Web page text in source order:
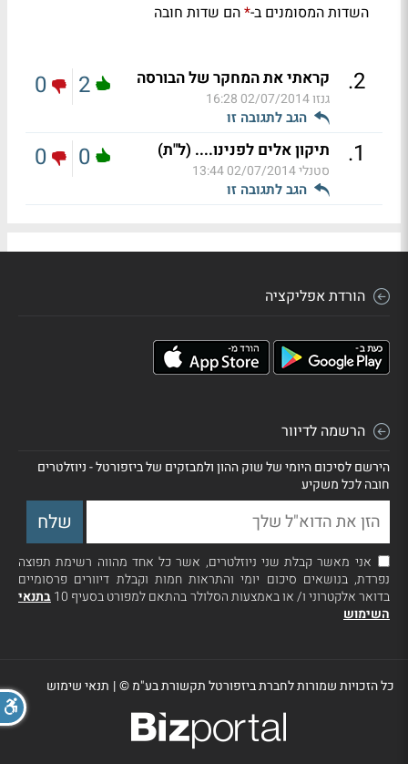
השדות המסומנים ב-*הם שדות חובה
2
. קראתי את המחקר של הבורסה
גנזו02/07/2014 16:28
הגב לתגובה זו
2
0
1
. תיקון אלים לפנינו.... (ל"ת)
סטנלי02/07/2014 13:44
הגב לתגובה זו
0
0
הורדת אפליקציה
הרשמה לדיוור
הירשם לסיכום היומי של שוק ההון ולמבזקים של ביזפורטל - ניוזלטרים
חובה לכל משקיע
אני מאשר קבלת שני ניוזלטרים, אשר כל אחד מהווה רשימת תפוצה
נפרדת, בנושאים סיכום יומי והתראות חמות וקבלת דיוורים פרסומיים
בדואר אלקטרוני ו/ או באמצעות הסלולר בהתאם למפורט בסעיף 10
בתנאי
השימוש
כל הזכויות שמורות לחברת ביזפורטל תקשורת בע"מ ©| תנאי שימוש